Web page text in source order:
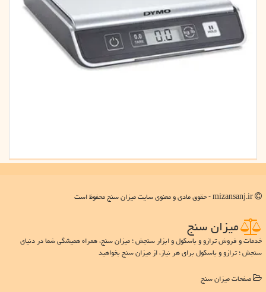
میزان سنج
خدمات و فروش ترازو و باسکول و ابزار سنجش ؛ میزان سنج، همراه همیشگی شما در دنیای
سنجش ؛ ترازو و باسکول برای هر نیاز، از میزان سنج بخواهید
صفحات میزان سنج